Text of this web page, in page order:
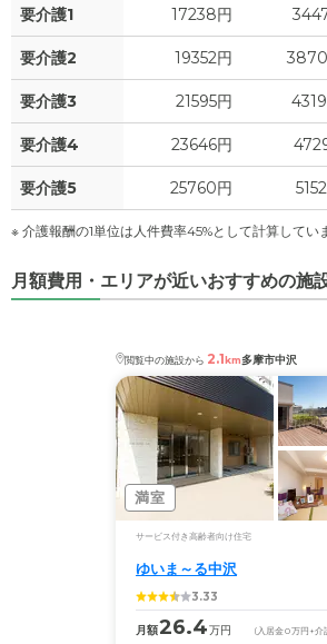
要介護1 17238円
要介護2 19352円
要介護3 21595円
要介護4 23646円
要介護5 25760円
※ 介護報酬の1単位は人件費率45%として計算してい
月額費用・エリアが近いおすすめの施
閲覧中の施設から 2.1km多摩市中沢
満室
サービス付き高齢者向け住宅
ゆいま～る中沢
3.33
月額26.4万円 (入居金0万円 +介